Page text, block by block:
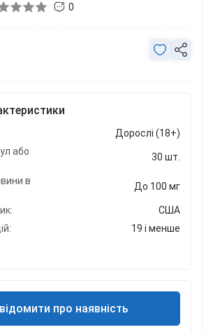
0
Дорослі (18+)
або
30 шт.
в
До 100 мг
США
19 і менше
про наявність